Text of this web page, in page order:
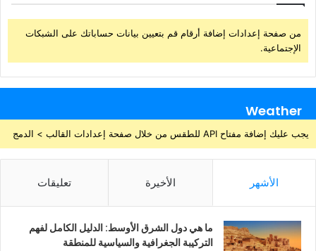
من صفحة إعدادات إضافة أرقام قم بتعيين بيانات حساباتك على الشبكات
الإجتماعية.
Weather
يجب عليك إضافة مفتاح API للطقس من خلال صفحة إعدادات القالب > الدمج
الأشهر الأخيرة تعليقات
ما هي دول الشرق الأوسط: الدليل الكامل لفهم
التركيبة الجغرافية والسياسية للمنطقة